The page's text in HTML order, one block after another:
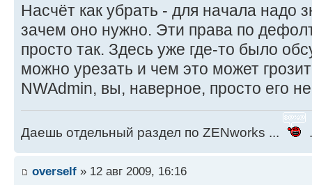
Насчёт как убрать - для начала надо
зачем оно нужно. Эти права по
просто так. Здесь уже где-то было
можно урезать и чем это может
NWAdmin, вы, наверное, просто его
Даешь отдельный раздел по ZENworks ...
overself » 12 авг 2009, 16:16